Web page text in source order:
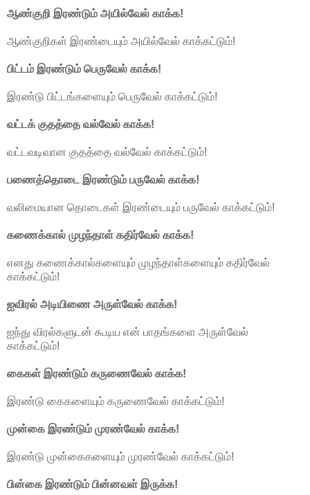
ஆண்குறி இரண்டும் அயில்வேல் காக்க!
ஆண்குறிகள் இரண்டையும் அயில்வேல் காக்கட்டும்!
பிட்டம் இரண்டும் பெருவேல் காக்க!
இரண்டு பிட்டங்களையும் பெருவேல் காக்கட்டும்!
வட்டக் குதத்தை வல்வேல் காக்க!
வட்டவடிவான குதத்தை வல்வேல் காக்கட்டும்!
பணைத்தொடை இரண்டும் பருவேல் காக்க!
வலிமையான தொடைகள் இரண்டையும் பருவேல் காக்கட்டும்!
கணைக்கால் முழந்தாள் கதிர்வேல் காக்க!
எனது கணைக்கால்களையும் முழந்தாள்களையும் கதிர்வேல்
காக்கட்டும்!
ஐவிரல் அடியிணை அருள்வேல் காக்க!
ஐந்து விரல்களுடன் கூடிய என் பாதங்களை அருள்வேல்
காக்கட்டும்!
கைகள் இரண்டும் கருணைவேல் காக்க!
இரண்டு கைகளையும் கருணைவேல் காக்கட்டும்!
முன்கை இரண்டும் முரண்வேல் காக்க!
இரண்டு முன்கைகளையும் முரண்வேல் காக்கட்டும்!
பின்கை இரண்டும் பின்னவள் இருக்க!